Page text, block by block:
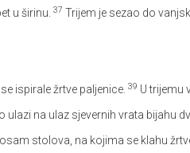
u širinu. 37 Trijem je sezao do
ispirale žrtve paljenice. 39 U trijemu
ulazi na ulaz sjevernih vrata bijahu
stolova, na kojima se klahu